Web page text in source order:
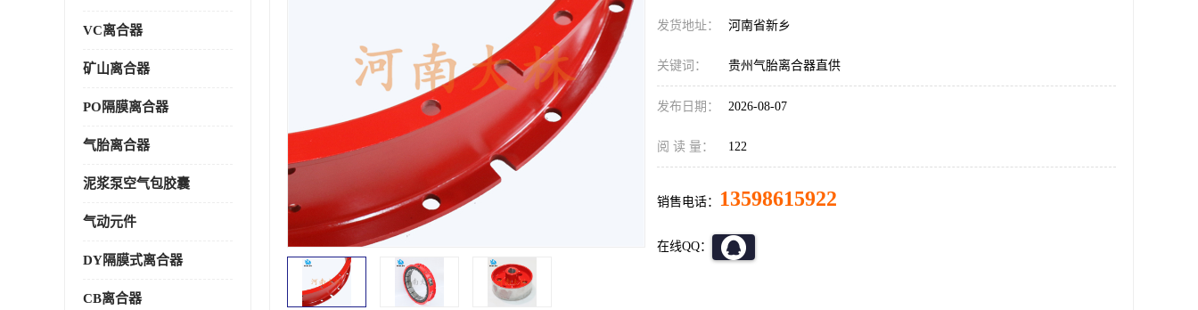
VC离合器
矿山离合器
PO隔膜离合器
气胎离合器
泥浆泵空气包胶囊
气动元件
DY隔膜式离合器
CB离合器
发货地址： 河南省新乡
关键词： 贵州气胎离合器直供
发布日期： 2026-08-07
阅 读 量： 122
销售电话： 13598615922
在线QQ：